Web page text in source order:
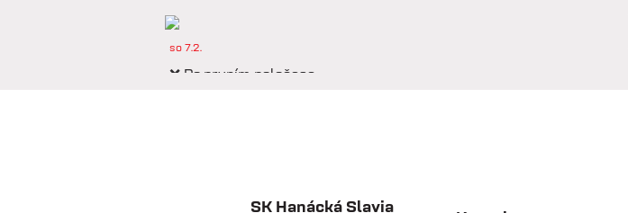
so 7.2.
❌ Po prvním poločase
nastoupíme v této základní
SK Hanácká Slavia